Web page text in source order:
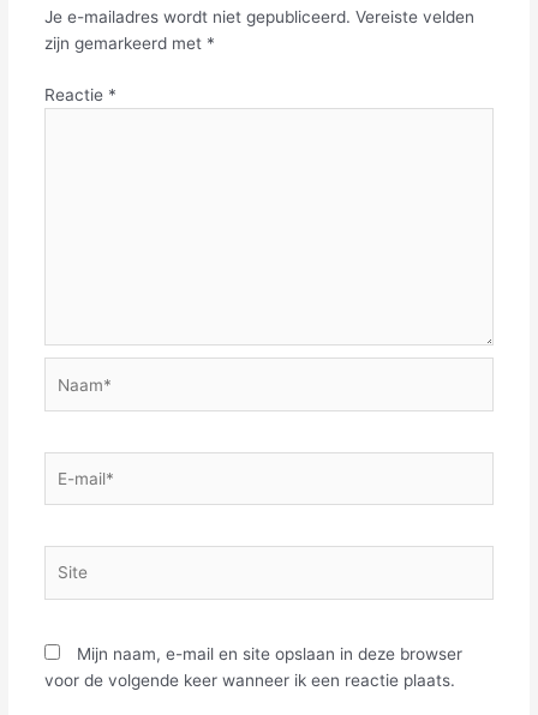
Je e-mailadres wordt niet gepubliceerd. Vereiste velden
zijn gemarkeerd met *
Reactie *
mail*
Mijn naam, e-mail en site opslaan in deze browser
voor de volgende keer wanneer ik een reactie plaats.